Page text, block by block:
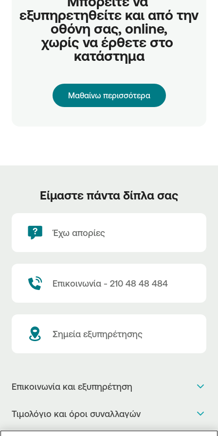
εξυπηρετηθείτε και από την
οθόνη σας, online,
χωρίς να έρθετε στο
κατάστημα
Μαθαίνω περισσότερα
Είμαστε πάντα δίπλα σας
Έχω απορίες
Επικοινωνία - 210 48 48 484
Σημεία εξυπηρέτησης
Επικοινωνία και εξυπηρέτηση
Τιμολόγιο και όροι συναλλαγών
Τιμολόγιο της Τράπεζας